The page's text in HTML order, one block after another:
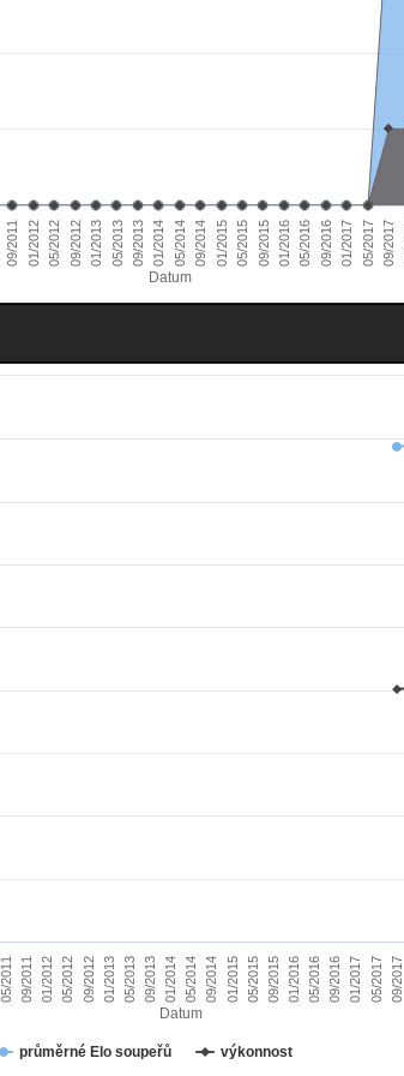
Datum
09/2011 01/2012 05/2012 09/2012 01/2013 05/2013 09/2013 01/2014 05/2014 09/2014 01/2015 05/2015 09/2015 01/2016 05/2016 09/2016 01/2017 05/2017 09/2017
Datum
průměrné Elo soupeřů výkonnost
05/2011 09/2011 01/2012 05/2012 09/2012 01/2013 05/2013 09/2013 01/2014 05/2014 09/2014 01/2015 05/2015 09/2015 01/2016 05/2016 09/2016 01/2017 05/2017 09/2017